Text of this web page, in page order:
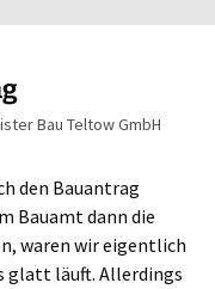
Bau Teltow GmbH
den Bauantrag
Bauamt dann die
waren wir eigentlich
glatt läuft. Allerdings